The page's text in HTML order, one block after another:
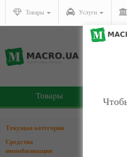
Товары Услуги
Товары
Текущая категория
Средства
иммобилизации